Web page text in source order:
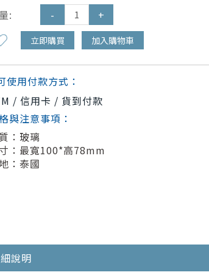
: - +
立即購買 加入購物車
使用付款方式：
/ 信用卡 / 貨到付款
與注意事項：
：玻璃
：最寬100*高78mm
：泰國
說明